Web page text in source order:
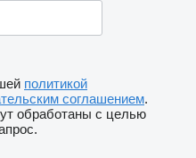
политикой
соглашением.
обработаны с целью